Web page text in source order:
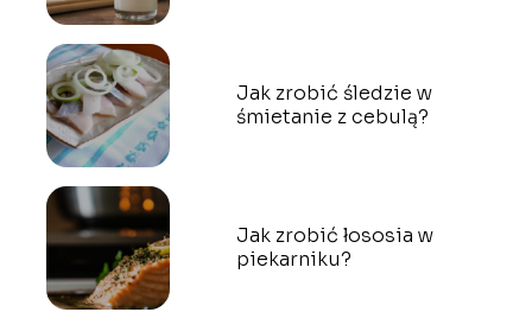
Jak zrobić śledzie w
śmietanie z cebulą?
Jak zrobić łososia w
piekarniku?